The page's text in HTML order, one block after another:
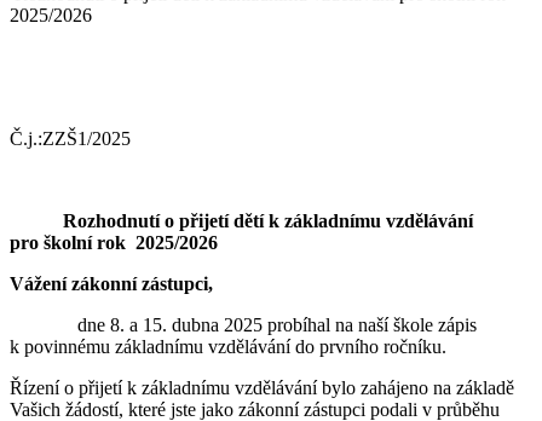
2025/2026
Č.j.:ZZŠ1/2025
Rozhodnutí o přijetí dětí k základnímu vzdělávání
pro školní rok 2025/2026
Vážení zákonní zástupci,
dne 8. a 15. dubna 2025 probíhal na naší škole zápis
k povinnému základnímu vzdělávání do prvního ročníku.
Řízení o přijetí k základnímu vzdělávání bylo zahájeno na základě
Vašich žádostí, které jste jako zákonní zástupci podali v průběhu